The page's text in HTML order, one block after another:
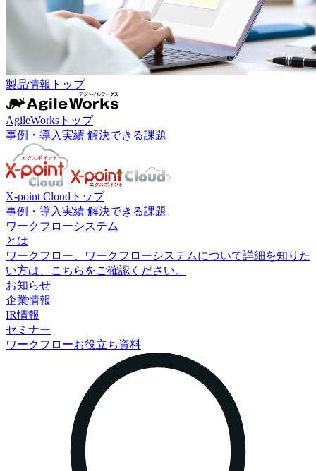
製品情報トップ
AgileWorksトップ
事例・導入実績 解決できる課題
X-point Cloudトップ
事例・導入実績 解決できる課題
ワークフローシステム
とは
ワークフロー、ワークフローシステムについて詳細を知りた
い方は、こちらをご確認ください。
お知らせ
企業情報
IR情報
セミナー
ワークフローお役立ち資料